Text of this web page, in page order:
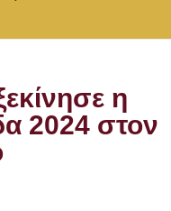
η
2024 στον